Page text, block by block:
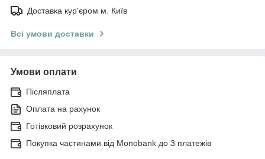
Доставка кур'єром м. Київ
Всі умови доставки
Умови оплати
Післяплата
Оплата на рахунок
Готівковий розрахунок
Покупка частинами від Monobank до 3 платежів